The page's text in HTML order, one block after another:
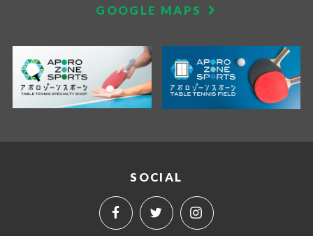
GOOGLE MAPS
SOCIAL